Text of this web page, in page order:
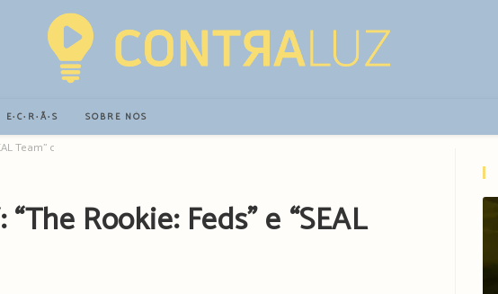
E∙C∙R∙Ã∙S SOBRE NÓS
Team” canceladas
Rookie: Feds” e “SEAL